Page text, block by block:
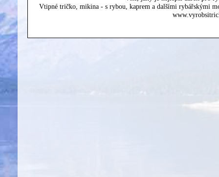
Vtipné tričko, mikina - s rybou, kaprem a dalšími rybářskými